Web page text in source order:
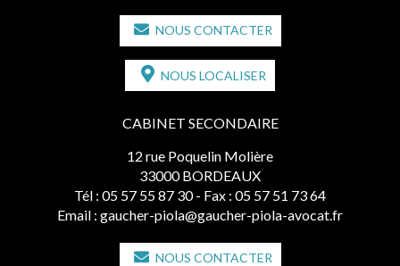
NOUS CONTACTER
NOUS LOCALISER
CABINET SECONDAIRE
12 rue Poquelin Molière
33000 BORDEAUX
Tél : 05 57 55 87 30 - Fax : 05 57 51 73 64
Email : gaucher-piola@gaucher-piola-avocat.fr
NOUS CONTACTER